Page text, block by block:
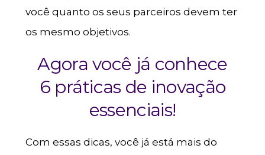
você quanto os seus parceiros devem ter
os mesmo objetivos.
Agora você já conhece
6 práticas de inovação
essenciais!
Com essas dicas, você já está mais do